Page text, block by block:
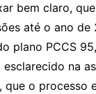
bem claro,
até o ano de
plano PCCS
na
o processo